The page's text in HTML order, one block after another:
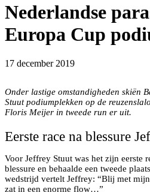
Nederlandse
Europa Cup
17 december 2019
Jeffrey Stuut behaalt eerste
Onder lastige omstandigheden skiën
Stuut podiumplekken op de
Floris Meijer in tweede run er uit.
Eerste race na blessure
Voor Jeffrey Stuut was het zijn eerste
blessure en behaalde een tweede
wedstrijd vertelt Jeffrey: “Blij met
zat in een enorme flow…”